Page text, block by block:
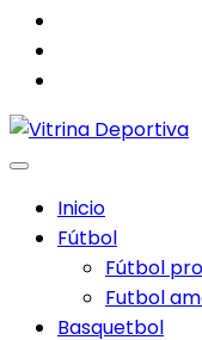
Inicio
Fútbol
Fútbol
Futbol
Basquetbol